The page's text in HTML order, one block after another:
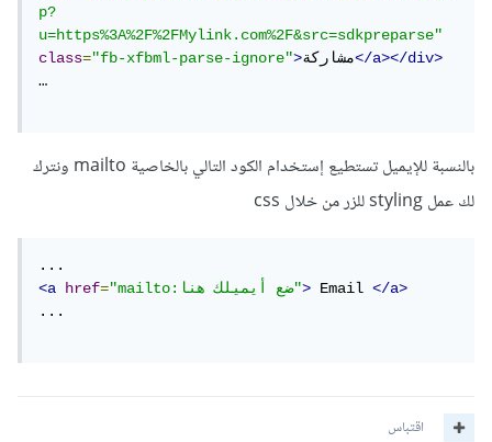
p?
u=https%3A%2F%2FMylink.com%2F&src=sdkpreparse"
class="fb-xfbml-parse-ignore">مشاركة</a></div>
…
بالنسبة للإيميل تستطيع إستخدام الكود التالي بالخاصية mailto ونترك
لك عمل styling للزر من خلال css
<a
href= "mailto:ضع أيميلك هنا"> Email </a>
...
اقتباس